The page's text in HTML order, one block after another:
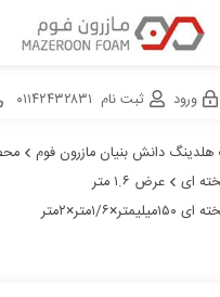
ورود ثبت نام ۰۱۱۴۲۴۳۲۸۳۱
دانش بنیان مازرون فوم
ای
عرض ۱.۶ متر
۶متر×۲متر